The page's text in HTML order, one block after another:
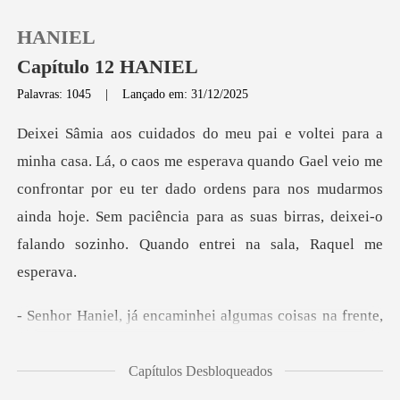
0
Loja
HANIEL
Capítulo 12 HANIEL
Palavras: 1045 |Lançado em: 31/12/2025
ndo Gael veio me
confrontar por eu ter dado ordens para nos mudarmos
ainda hoje. Sem paciên
caminhei algumas coisas
Capítulos Desbloqueados